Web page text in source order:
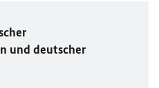
und deutscher